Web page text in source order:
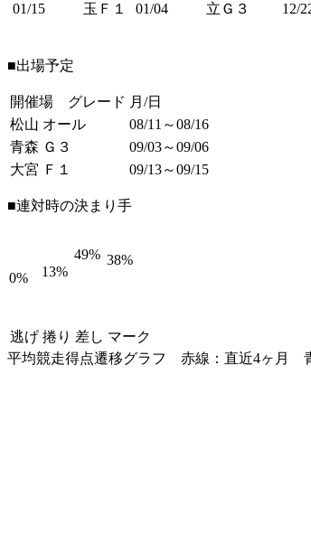
01/15
玉Ｆ１ 01/04 立Ｇ３ 12/
■出場予定
開催場 グレード 月/日
松山 オール
08/11～08/16
青森 Ｇ３
09/03～09/06
大宮 Ｆ１
09/13～09/15
■連対時の決まり手
0% 13%
49% 38%
逃げ 捲り 差し マーク
平均競走得点遷移グラフ 赤線：直近4ヶ月